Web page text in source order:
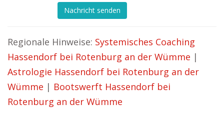
Nachricht senden
Regionale Hinweise: Systemisches Coaching
Hassendorf bei Rotenburg an der Wümme |
Astrologie Hassendorf bei Rotenburg an der
Wümme | Bootswerft Hassendorf bei
Rotenburg an der Wümme